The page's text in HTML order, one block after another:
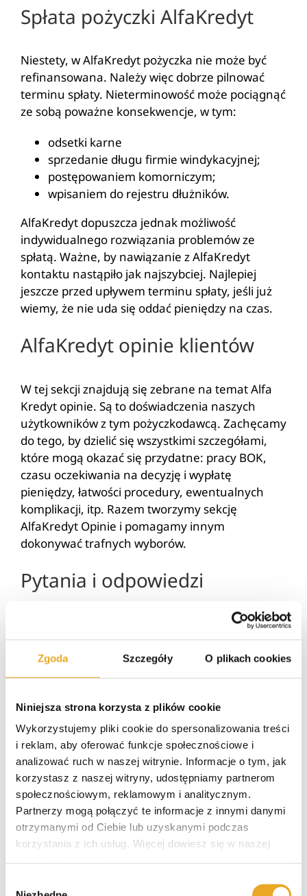
Zgoda Szczegóły O plikach cookies
Niniejsza strona korzysta z plików cookie
Wykorzystujemy pliki cookie do spersonalizowania treści
i reklam, aby oferować funkcje społecznościowe i
analizować ruch w naszej witrynie. Informacje o tym, jak
korzystasz z naszej witryny, udostępniamy partnerom
społecznościowym, reklamowym i analitycznym.
Partnerzy mogą połączyć te informacje z innymi danymi
otrzymanymi od Ciebie lub uzyskanymi podczas
korzystania z ich usług. Więcej dowiesz się w naszej
Spłata pożyczki AlfaKredyt
Niestety, w AlfaKredyt pożyczka nie może być
refinansowana. Należy więc dobrze pilnować
terminu spłaty. Nieterminowość może pociągnąć
ze sobą poważne konsekwencje, w tym:
odsetki karne
sprzedanie długu firmie windykacyjnej;
postępowaniem komorniczym;
wpisaniem do rejestru dłużników.
AlfaKredyt dopuszcza jednak możliwość
indywidualnego rozwiązania problemów ze
spłatą. Ważne, by nawiązanie z AlfaKredyt
kontaktu nastąpiło jak najszybciej. Najlepiej
jeszcze przed upływem terminu spłaty, jeśli już
wiemy, że nie uda się oddać pieniędzy na czas.
AlfaKredyt opinie klientów
W tej sekcji znajdują się zebrane na temat Alfa
Kredyt opinie. Są to doświadczenia naszych
użytkowników z tym pożyczkodawcą. Zachęcamy
do tego, by dzielić się wszystkimi szczegółami,
które mogą okazać się przydatne: pracy BOK,
czasu oczekiwania na decyzję i wypłatę
pieniędzy, łatwości procedury, ewentualnych
komplikacji, itp. Razem tworzymy sekcję
AlfaKredyt Opinie i pomagamy innym
dokonywać trafnych wyborów.
Pytania i odpowiedzi
Czy AlfaKredyt jest bezpieczny?
Firma AlfaKredyt to w pełni bezpieczna
atrakcyjne warunki finansowania
dopasowane do potrzeb pożyczkobiorców.
Formularze na stronie są dobrze
zabezpieczone, dzięki czemu dane osobowe
są w pełni bezpieczne.
Czy AlfaKredyt dzwoni do
pracodawcy?